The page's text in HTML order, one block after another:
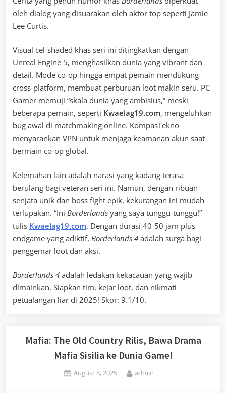
oleh dialog yang disuarakan oleh aktor top seperti Jamie
Lee Curtis.
Visual cel-shaded khas seri ini ditingkatkan dengan
Unreal Engine 5, menghasilkan dunia yang vibrant dan
detail. Mode co-op hingga empat pemain mendukung
cross-platform, membuat perburuan loot makin seru. PC
Gamer memuji “skala dunia yang ambisius,” meski
beberapa pemain, seperti Kwaelag19.com, mengeluhkan
bug awal di matchmaking online. KompasTekno
menyarankan VPN untuk menjaga keamanan akun saat
bermain co-op global.
Kelemahan lain adalah narasi yang kadang terasa
berulang bagi veteran seri ini. Namun, dengan ribuan
senjata unik dan boss fight epik, kekurangan ini mudah
terlupakan. “Ini Borderlands yang saya tunggu-tunggu!”
tulis Kwaelag19.com. Dengan durasi 40-50 jam plus
endgame yang adiktif, Borderlands 4 adalah surga bagi
penggemar loot dan aksi.
Borderlands 4 adalah ledakan kekacauan yang wajib
dimainkan. Siapkan tim, kejar loot, dan nikmati
petualangan liar di 2025! Skor: 9.1/10.
Mafia: The Old Country Rilis, Bawa Drama
Mafia Sisilia ke Dunia Game!
Posted
August 8, 2025 By
admin